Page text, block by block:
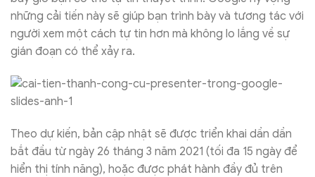
những cải tiến này sẽ giúp bạn trình bày và tương tác với
người xem một cách tự tin hơn mà không lo lắng về sự
gián đoạn có thể xảy ra.
Theo dự kiến, bản cập nhật sẽ được triển khai dần dần
bắt đầu từ ngày 26 tháng 3 năm 2021 (tối đa 15 ngày để
hiển thị tính năng), hoặc được phát hành đầy đủ trên